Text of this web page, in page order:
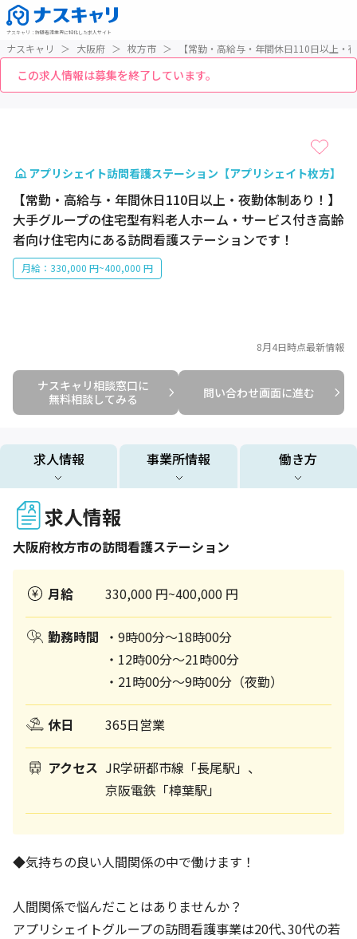
ナスキャリ ： 訪問看護業界に特化した求人サイト
ナスキャリ ＞ 大阪府 ＞ 枚方市 ＞ 【常勤・高給与・年間休日110日以上
この求人情報は募集を終了しています。
1 / 1
アプリシェイト訪問看護ステーション【アプリシェイト枚方】
【常勤・高給与・年間休日110日以上・夜勤体制あり！】
大手グループの住宅型有料老人ホーム・サービス付き高齢
者向け住宅内にある訪問看護ステーションです！
月給：330,000 円~400,000 円
ナスキャリ相談窓口に
無料相談してみる
問い合わせ画面に進む
8月4日時点最新情報
求人情報 事業所情報 働き方
求人情報
大阪府枚方市の訪問看護ステーション
月給 330,000 円~400,000 円
勤務時間
・9時00分～18時00分
・12時00分～21時00分
・21時00分～9時00分（夜勤）
休日 365日営業
アクセス JR学研都市線「長尾駅」、
京阪電鉄「樟葉駅」
◆気持ちの良い人間関係の中で働けます！
人間関係で悩んだことはありませんか？
アプリシェイトグループの訪問看護事業は20代､30代の若